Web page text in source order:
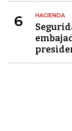
6 HACIENDA